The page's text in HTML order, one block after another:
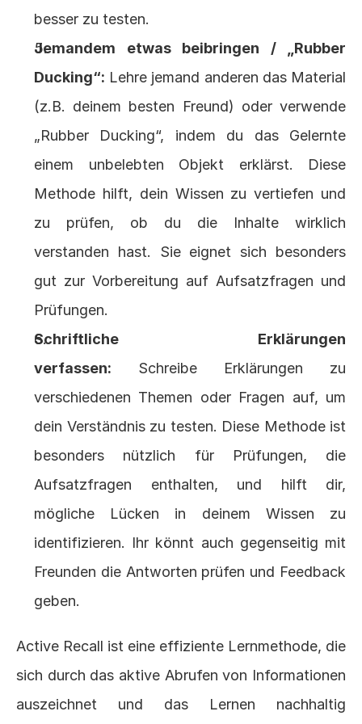
besser zu testen.
Jemandem etwas beibringen / „Rubber
Ducking“: Lehre jemand anderen das Material
(z.B. deinem besten Freund) oder verwende
„Rubber Ducking“, indem du das Gelernte
einem unbelebten Objekt erklärst. Diese
Methode hilft, dein Wissen zu vertiefen und
zu prüfen, ob du die Inhalte wirklich
verstanden hast. Sie eignet sich besonders
gut zur Vorbereitung auf Aufsatzfragen und
Prüfungen.
Schriftliche Erklärungen
verfassen: Schreibe Erklärungen zu
verschiedenen Themen oder Fragen auf, um
dein Verständnis zu testen. Diese Methode ist
besonders nützlich für Prüfungen, die
Aufsatzfragen enthalten, und hilft dir,
mögliche Lücken in deinem Wissen zu
identifizieren. Ihr könnt auch gegenseitig mit
Freunden die Antworten prüfen und Feedback
geben.
Active Recall ist eine effiziente Lernmethode, die
sich durch das aktive Abrufen von Informationen
auszeichnet und das Lernen nachhaltig